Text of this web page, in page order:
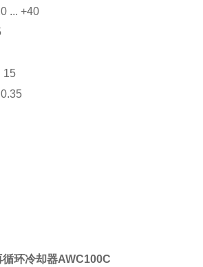
... +40
15
环冷却器AWC100C